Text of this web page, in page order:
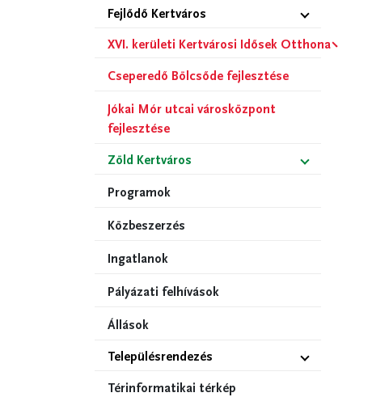
Fejlődő Kertváros
XVI. kerületi Kertvárosi Idősek Otthona
Cseperedő Bölcsőde fejlesztése
Jókai Mór utcai városközpont
fejlesztése
Zöld Kertváros
Programok
Közbeszerzés
Ingatlanok
Pályázati felhívások
Állások
Településrendezés
Térinformatikai térkép